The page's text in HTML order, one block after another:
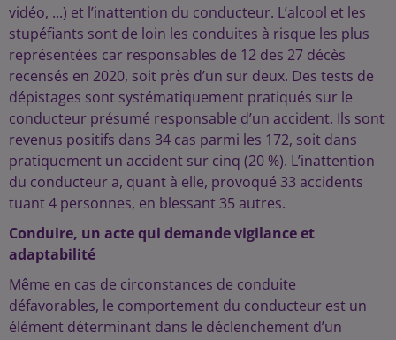
vidéo, ...) et l’inattention du conducteur. L’alcool et les
stupéfiants sont de loin les conduites à risque les plus
représentées car responsables de 12 des 27 décès
recensés en 2020, soit près d’un sur deux. Des tests de
dépistages sont systématiquement pratiqués sur le
conducteur présumé responsable d’un accident. Ils sont
revenus positifs dans 34 cas parmi les 172, soit dans
pratiquement un accident sur cinq (20 %). L’inattention
du conducteur a, quant à elle, provoqué 33 accidents
tuant 4 personnes, en blessant 35 autres.
Conduire, un acte qui demande vigilance et
adaptabilité
Même en cas de circonstances de conduite
défavorables, le comportement du conducteur est un
élément déterminant dans le déclenchement d’un